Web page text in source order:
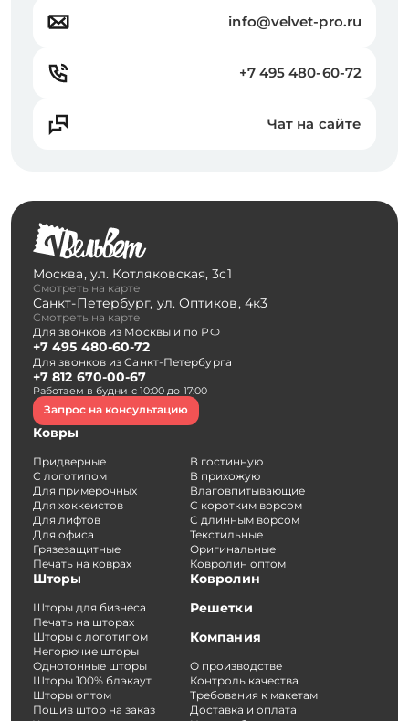
info@velvet-pro.ru
+7 495 480-60-72
Чат на сайте
Москва, ул. Котляковская, 3с1
Смотреть на карте
Санкт-Петербург, ул. Оптиков, 4к3
Смотреть на карте
Для звонков из Москвы и по РФ
+7 495 480-60-72
Для звонков из Санкт-Петербурга
+7 812 670-00-67
Работаем в будни с 10:00 до 17:00
Запрос на консультацию
Ковры
Придверные
С логотипом
Для примерочных
Для хоккеистов
Для лифтов
Для офиса
Грязезащитные
Печать на коврах
В гостинную
В прихожую
Влаговпитывающие
С коротким ворсом
С длинным ворсом
Текстильные
Оригинальные
Ковролин оптом
Шторы
Шторы для бизнеса
Печать на шторах
Шторы с логотипом
Негорючие шторы
Однотонные шторы
Шторы 100% блэкаут
Шторы оптом
Пошив штор на заказ
Ковролин
Решетки
Компания
О производстве
Контроль качества
Требования к макетам
Доставка и оплата